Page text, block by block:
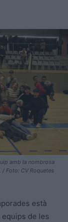
amb la nombrosa
Foto: CV Roquetes
està
de les